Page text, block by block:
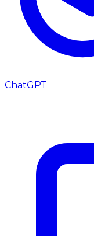
ChatGPT